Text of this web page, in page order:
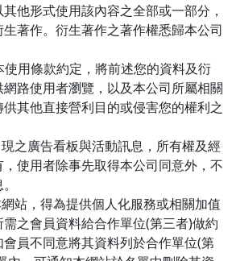
他形式使用該內容之全部或一部分，
著作。衍生著作之著作權悉歸本公司
用條款約定，將前述您的資料及衍
路使用者瀏覽，以及本公司所屬相關
其他直接營利目的或侵害您的權利之
之廣告看板與活動訊息，所有權及經
使用者除事先取得本公司同意外，不
站，得為提供個人化服務或相關加值
之會員資料給合作單位(第三者)做約
員不同意將其資料列於合作單位(第